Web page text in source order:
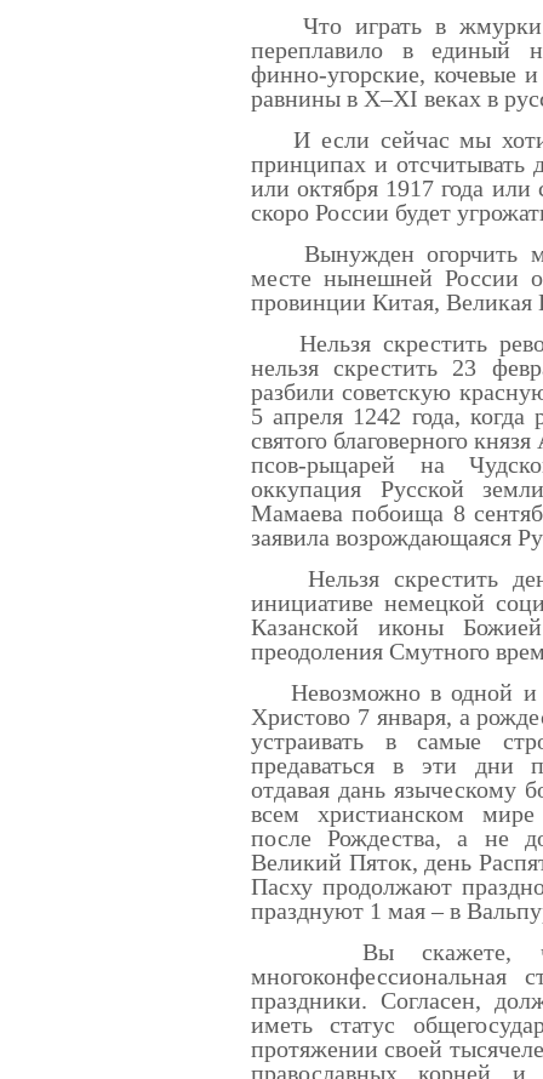
Что играть в жмурки?
переплавило в единый
финно-угорские, кочевые
равнины в X–XI веках в
И если сейчас мы
принципах и отсчитывать
или октября 1917 года
скоро России будет
Вынужден огорчить
месте нынешней России
провинции Китая, Великая
Нельзя скрестить
нельзя скрестить 23
разбили советскую
5 апреля 1242 года, когда
святого благоверного
псов-рыцарей на
оккупация Русской
Мамаева побоища 8
заявила возрождающаяся
Нельзя скрестить
инициативе немецкой
Казанской иконы
преодоления Смутного
Невозможно в одной и
Христово 7 января, а
устраивать в самые
предаваться в эти дни
отдавая дань языческому
всем христианском мире
после Рождества, а не
Великий Пяток, день
Пасху продолжают
празднуют 1 мая – в
Вы скажете, что
праздники. Согласен,
иметь статус
протяжении своей
православных корней и